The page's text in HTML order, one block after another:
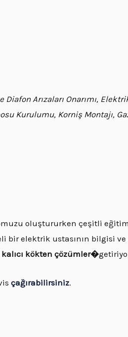
Arızaları Onarımı,
Kurulumu, Korniş Montajı,
oluştururken çeşitli
elektrik ustasının bilgisi
kalıcı kökten çözümler�
çağırabilirsiniz.